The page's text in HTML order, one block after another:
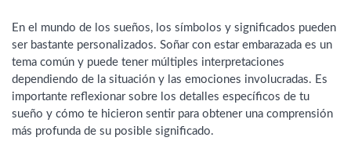
En el mundo de los sueños, los símbolos y significados pueden
ser bastante personalizados. Soñar con estar embarazada es un
tema común y puede tener múltiples interpretaciones
dependiendo de la situación y las emociones involucradas. Es
importante reflexionar sobre los detalles específicos de tu
sueño y cómo te hicieron sentir para obtener una comprensión
más profunda de su posible significado.